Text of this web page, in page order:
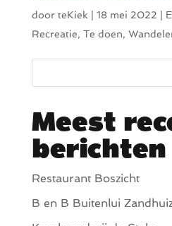
door teKiek| 18 mei 2022
Recreatie, Te doen,
Meest
berichten
Restaurant Boszicht
B en B Buitenlui